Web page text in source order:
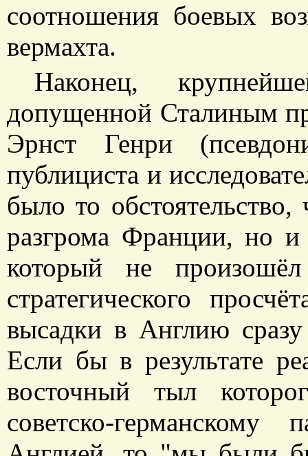
соотношения боевых
вермахта.
Наконец,
допущенной Сталиным
Эрнст Генри
публициста и
было то
разгрома Франции, но и
который не
стратегического
высадки в Англию
Если бы в результате
восточный тыл
советско-